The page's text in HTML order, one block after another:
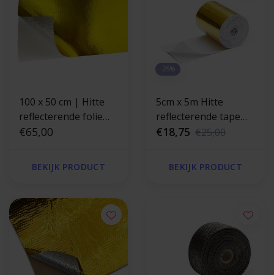
100 x 50 cm | Hitte
reflecterende folie
goud 400 °C
€65,00
BEKIJK PRODUCT
-25%
5cm x 5m Hitte
reflecterende tape
goud 400 °C
€18,75 €25,00
BEKIJK PRODUCT